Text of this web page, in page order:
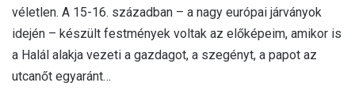
véletlen. A 15-16. században – a nagy európai járványok
idején – készült festmények voltak az előképeim, amikor is
a Halál alakja vezeti a gazdagot, a szegényt, a papot az
utcanőt egyaránt…